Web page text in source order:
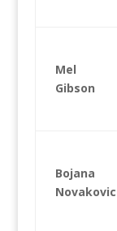
Mel
Gibson
Bojana
Novakovic